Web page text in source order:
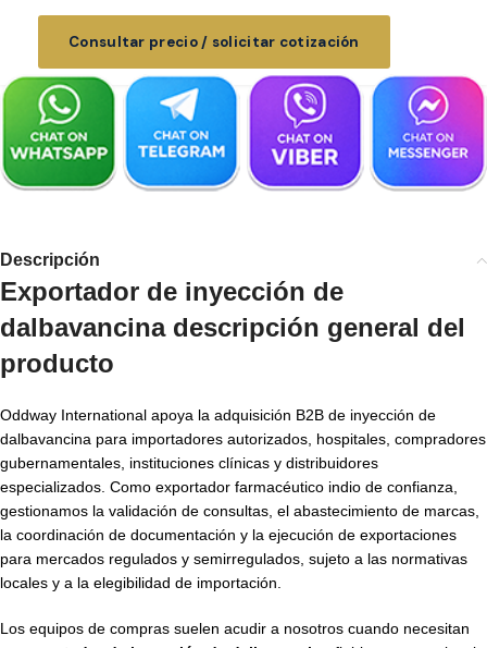
Consultar precio / solicitar cotización
Descripción
Exportador de inyección de
dalbavancinadescripción general del
producto
Oddway International apoya la adquisición B2B de inyección de
dalbavancina para importadores autorizados, hospitales, compradores
gubernamentales, instituciones clínicas y distribuidores
especializados. Como exportador farmacéutico indio de confianza,
gestionamos la validación de consultas, el abastecimiento de marcas,
la coordinación de documentación y la ejecución de exportaciones
para mercados regulados y semirregulados, sujeto a las normativas
locales y a la elegibilidad de importación.
Los equipos de compras suelen acudir a nosotros cuando necesitan